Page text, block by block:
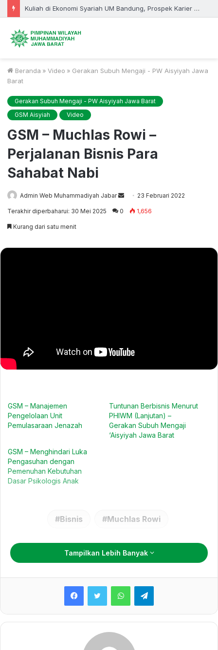
Kuliah di Ekonomi Syariah UM Bandung, Prospek Karier Tak Lagi Sebatas Perbankan
Beranda » Video » Gerakan Subuh Mengaji - PW Aisyiyah Jawa
Barat
Gerakan Subuh Mengaji - PW Aisyiyah Jawa Barat
GSM Aisyiah
Video
GSM – Muchlas Rowi –
Perjalanan Bisnis Para
Sahabat Nabi
Admin Web Muhammadiyah Jabar
Send23 Februari 2022
Terakhir diperbaharui: 30 Mei 2025 0 1,656
Kurang dari satu menit
GSM – Manajemen
Pengelolaan Unit
Pemulasaraan Jenazah
Tuntunan Berbisnis Menurut
PHIWM (Lanjutan) –
Gerakan Subuh Mengaji
‘Aisyiyah Jawa Barat
GSM – Menghindari Luka
Pengasuhan dengan
Pemenuhan Kebutuhan
Dasar Psikologis Anak
Bisnis Muchlas Rowi
Tampilkan Lebih Banyak